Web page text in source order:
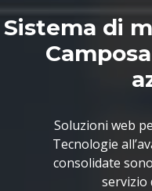
Sistema di
Soluzioni web
Tecnologie
consolidate
servizio